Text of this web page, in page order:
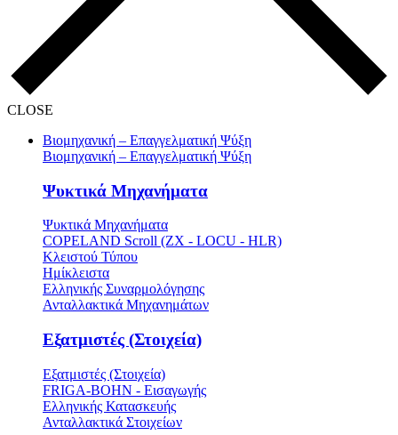
CLOSE
Βιομηχανική – Επαγγελματική Ψύξη
Βιομηχανική – Επαγγελματική Ψύξη
Ψυκτικά Μηχανήματα
Ψυκτικά Μηχανήματα
COPELAND Scroll (ZX - LOCU - HLR)
Κλειστού Τύπου
Ημίκλειστα
Ελληνικής Συναρμολόγησης
Ανταλλακτικά Μηχανημάτων
Εξατμιστές (Στοιχεία)
Εξατμιστές (Στοιχεία)
FRIGA-BOHN - Εισαγωγής
Ελληνικής Κατασκευής
Ανταλλακτικά Στοιχείων